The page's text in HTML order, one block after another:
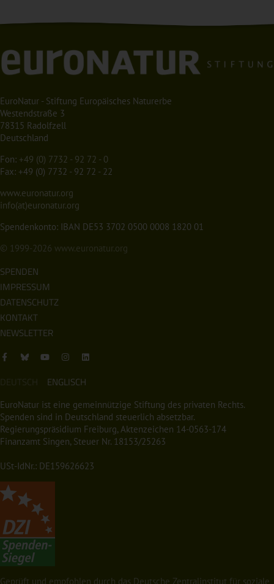
EuroNatur - Stiftung Europäisches Naturerbe
Westendstraße 3
78315 Radolfzell
Deutschland
Fon: +49 (0) 7732 - 92 72 - 0
Fax: +49 (0) 7732 - 92 72 - 22
www.euronatur.org
info(at)euronatur.org
Spendenkonto: IBAN DE53 3702 0500 0008 1820 01
© 1999-2026 www.euronatur.org
SPENDEN
IMPRESSUM
DATENSCHUTZ
KONTAKT
NEWSLETTER
DEUTSCH ENGLISCH
EuroNatur ist eine gemeinnützige Stiftung des privaten Rechts.
Spenden sind in Deutschland steuerlich absetzbar.
Regierungspräsidium Freiburg, Aktenzeichen 14-0563-174
Finanzamt Singen, Steuer Nr. 18153/25263
USt-IdNr.: DE159626623
Geprüft und empfohlen durch das Deutsche Zentralinstitut für soziale